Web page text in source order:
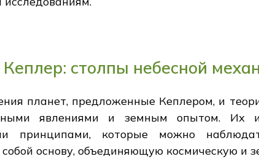
столпы небесной
планет, предложенные Кеплером, и
явлениями и земным опытом. Их
принципами, которые можно
собой основу, объединяющую космическую и